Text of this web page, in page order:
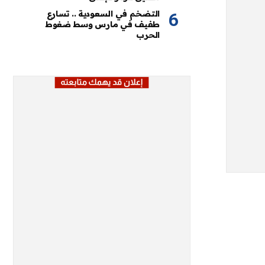
التضخم في السعودية .. تسارع
طفيف في مارس وسط ضغوط
الحرب